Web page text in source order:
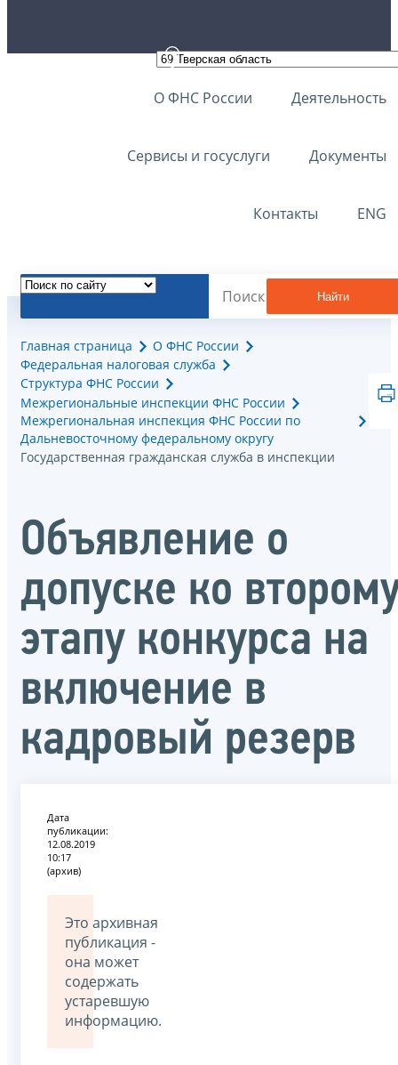
О ФНС России Деятельность
Сервисы и госуслуги Документы
Контакты ENG
Найти
Главная страница
О ФНС России
Федеральная налоговая служба
Структура ФНС России
Межрегиональные инспекции ФНС России
Межрегиональная инспекция ФНС России по
Дальневосточному федеральному округу
Государственная гражданская служба в инспекции
Объявление о
допуске ко
этапу конкурса на
включение в
кадровый резерв
Дата
публикации:
12.08.2019
10:17
(архив)
Это архивная
публикация -
она может
содержать
устаревшую
информацию.